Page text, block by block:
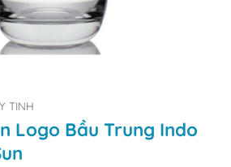
TINH
Logo Bầu Trung Indo